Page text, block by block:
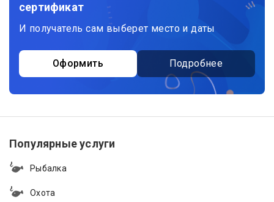
сертификат
И получатель сам выберет место и даты
Оформить Подробнее
Популярные услуги
Рыбалка
Охота